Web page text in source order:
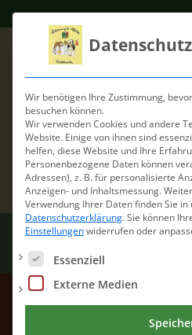
georgeelias
Wir benötigen Ihre Zustimmung,
besuchen können.
Wir verwenden Cookies und andere
Website. Einige von ihnen sind
helfen, diese Website und Ihre
Personenbezogene Daten können
Adressen), z. B. für personalisierte
Anzeigen- und Inhaltsmessung.
Verwendung Ihrer Daten finden Sie in
Datenschutzerklärung.Sie können
Einstellungenwiderrufen oder
Es folgt eine Liste der
Essenziell
Externe Medien